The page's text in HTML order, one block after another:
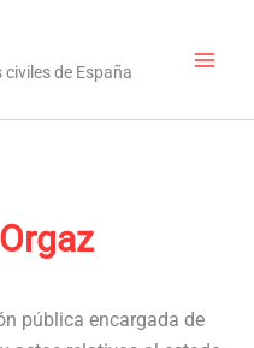
de España
pública encargada de